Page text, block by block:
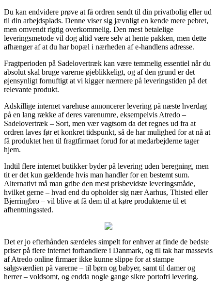
Du kan endvidere prøve at få ordren sendt til din privatbolig eller ud
til din arbejdsplads. Denne viser sig jævnligt en kende mere pebret,
men omvendt rigtig overkommelig. Den mest betalelige
leveringsmetode vil dog altid være selv at hente pakken, men dette
afhænger af at du har bopæl i nærheden af e-handlens adresse.
Fragtperioden på Sadelovertræk kan være temmelig essentiel når du
absolut skal bruge varerne øjeblikkeligt, og af den grund er det
øjensynligt fornuftigt at vi kigger nærmere på leveringstiden på det
relevante produkt.
Adskillige internet varehuse annoncerer levering på næste hverdag
på en lang række af deres varenumre, eksempelvis Atredo –
Sadelovertræk – Sort, men vær vagtsom da det regnes ud fra at
ordren laves før et konkret tidspunkt, så de har mulighed for at nå at
få produktet hen til fragtfirmaet forud for at medarbejderne tager
hjem.
Indtil flere internet butikker byder på levering uden beregning, men
tit er det kun gældende hvis man handler for en bestemt sum.
Alternativt må man gribe den mest prisbevidste leveringsmåde,
hvilket gerne – hvad end du opholder sig nær Aarhus, Thisted eller
Bjerringbro – vil blive at få dem til at køre produkterne til et
afhentningssted.
Det er jo efterhånden særdeles simpelt for enhver at finde de bedste
priser på flere internet forhandlere i Danmark, og til tak har massevis
af Atredo online firmaer ikke kunne slippe for at stampe
salgsværdien på varerne – til børn og babyer, samt til damer og
herrer – voldsomt, og endda nogle gange sikre portofri levering.